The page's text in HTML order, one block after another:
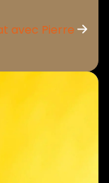
avec Pierre